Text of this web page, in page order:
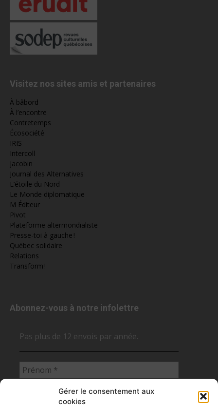
Gérer le consentement aux
cookies
Visitez nos sites amis et partenaires
À bâbord
À l’encontre
Contretemps
Écosociété
IRIS
Intercoll
Jacobin
Journal des Alternatives
L’étoile du Nord
Le Monde diplomatique
M Éditeur
Pivot
Plateforme altermondialiste
Presse-toi à gauche !
Québec solidaire
Relations
Transform !
Abonnez-vous à notre infolettre
Pas plus de 12 envois par année.